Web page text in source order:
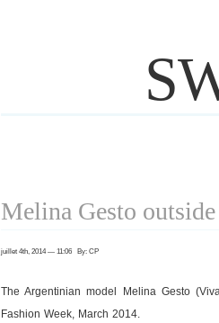
Melina Gesto
juillet 4th, 2014 — 11:06 By: CP
The Argentinian model Melina Gesto
Fashion Week, March 2014.